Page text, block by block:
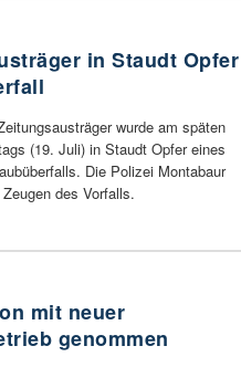
in Staudt Opfer
wurde am späten
(19. Juli) in Staudt Opfer eines
Die Polizei Montabaur
des Vorfalls.
mit neuer
genommen